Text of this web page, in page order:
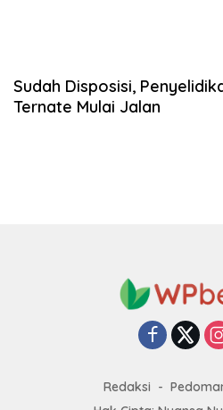
Sudah Disposisi,
Ternate Mulai Jalan
Redaksi